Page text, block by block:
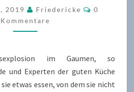
DIE
FEINE
KÜCHE
2019 Friedericke
0
Kommentare
im Gaumen, so
und Experten der guten Küche
etwas essen, von dem sie nicht